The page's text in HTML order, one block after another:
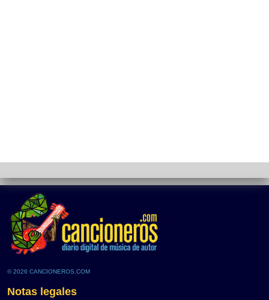
© 2026 CANCIONEROS.COM
Notas legales